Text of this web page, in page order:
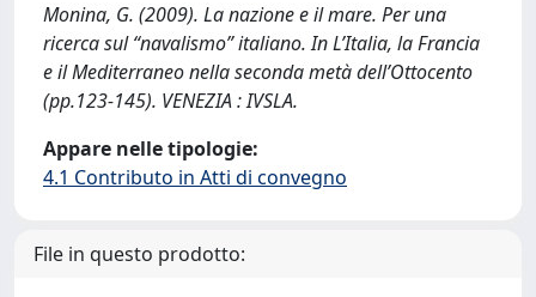
Monina, G. (2009). La nazione e il mare. Per una
ricerca sul “navalismo” italiano. In L’Italia, la Francia
e il Mediterraneo nella seconda metà dell’Ottocento
(pp.123-145). VENEZIA : IVSLA.
Appare nelle tipologie:
4.1 Contributo in Atti di convegno
File in questo prodotto: